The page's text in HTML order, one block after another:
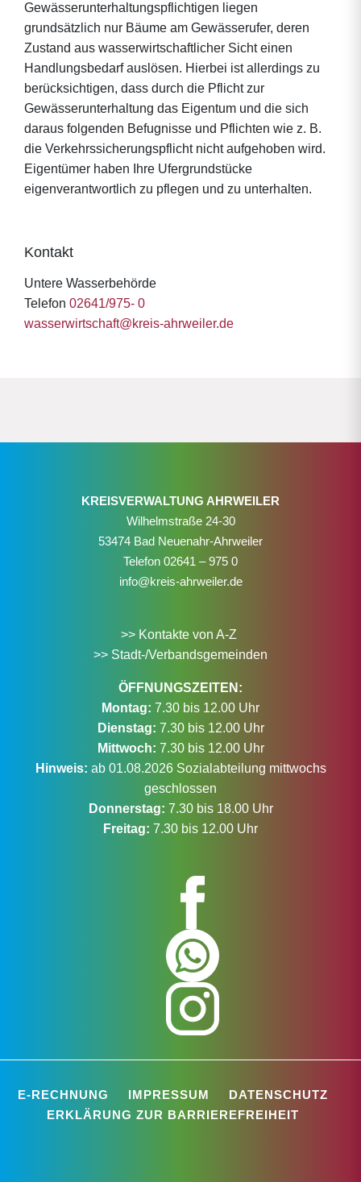
Gewässerunterhaltungspflichtigen liegen
grundsätzlich nur Bäume am Gewässerufer, deren
Zustand aus wasserwirtschaftlicher Sicht einen
Handlungsbedarf auslösen. Hierbei ist allerdings zu
berücksichtigen, dass durch die Pflicht zur
Gewässerunterhaltung das Eigentum und die sich
daraus folgenden Befugnisse und Pflichten wie z. B.
die Verkehrssicherungspflicht nicht aufgehoben wird.
Eigentümer haben Ihre Ufergrundstücke
eigenverantwortlich zu pflegen und zu unterhalten.
Kontakt
Untere Wasserbehörde
Telefon 02641/975- 0
wasserwirtschaft@kreis-ahrweiler.de
KREISVERWALTUNG AHRWEILER
Wilhelmstraße 24-30
53474 Bad Neuenahr-Ahrweiler
Telefon 02641 – 975 0
info@kreis-ahrweiler.de
>> Kontakte von A-Z
>> Stadt-/Verbandsgemeinden
ÖFFNUNGSZEITEN:
Montag: 7.30 bis 12.00 Uhr
Dienstag: 7.30 bis 12.00 Uhr
Mittwoch: 7.30 bis 12.00 Uhr
Hinweis: ab 01.08.2026 Sozialabteilung mittwochs
geschlossen
Donnerstag: 7.30 bis 18.00 Uhr
Freitag: 7.30 bis 12.00 Uhr
E-RECHNUNG IMPRESSUM
DATENSCHUTZ
ERKLÄRUNG ZUR BARRIEREFREIHEIT